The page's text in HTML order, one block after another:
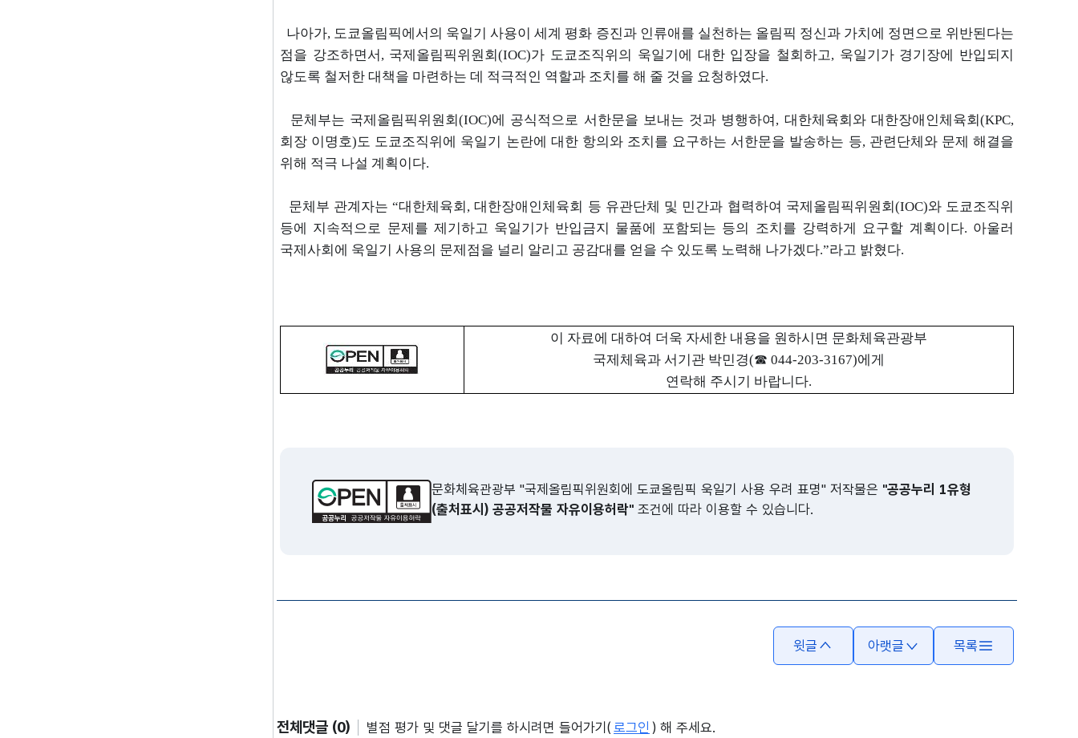
나아가, 도쿄올림픽에서의 욱일기 사용이 세계 평화 증진과 인류애를 실천하는 올림픽 정신과 가치에 정면으로 위반된다는
점을 강조하면서 , 국제올림픽위원회(IOC)가 도쿄조직위의 욱일기에 대한 입장을 철회하고, 욱일기가 경기장에 반입되지
않도록 철저한 대책을 마련하는 데 적극적인 역할과 조치를 해 줄 것을 요청하였다.
문체부는 국제올림픽위원회(IOC)에 공식적으로 서한문을 보내는 것과 병행하여 , 대한체육회와 대한장애인체육회(KPC,
회장 이명호)도 도쿄조직위에 욱일기 논란에 대한 항의와 조치를 요구하는 서한문을 발송하는 등, 관련단체와 문제 해결을
위해 적극 나설 계획이다.
문체부 관계자는 “대한체육회 ,대한장애인체육회 등 유관단체 및 민간과 협력하여 국제올림픽위원회(IOC)와 도쿄조직위
등에 지속적으로 문제를 제기하고 욱일기가 반입금지 물품에 포함되는 등의 조치를 강력하게 요구할 계획이다. 아울러
국제사회에 욱일기 사용의 문제점을 널리 알리고 공감대를 얻을 수 있도록 노력해 나가겠다.”라고 밝혔다.
이 자료에 대하여 더욱 자세한 내용을 원하시면 문화체육관광부
국제체육과 서기관 박민경(☎ 044-203-3167)에게
연락해 주시기 바랍니다.
문화체육관광부 "국제올림픽위원회에 도쿄올림픽 욱일기 사용 우려 표명" 저작물은 "공공누리 1유형
(출처표시) 공공저작물 자유이용허락" 조건에 따라 이용할 수 있습니다.
윗글 아랫글 목록
전체댓글 (0) 별점 평가 및 댓글 달기를 하시려면 들어가기( 로그인 ) 해 주세요.